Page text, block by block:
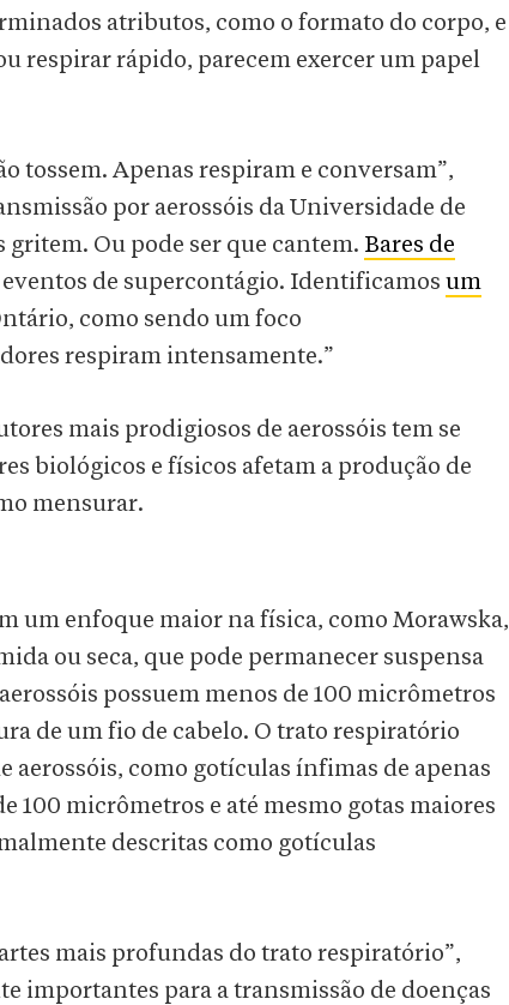
atributos, como o formato do corpo, e
respirar rápido, parecem exercer um papel
tossem. Apenas respiram e conversam”,
por aerossóis da Universidade de
Ou pode ser que cantem. Bares de
de supercontágio. Identificamos um
como sendo um foco
respiram intensamente.”
mais prodigiosos de aerossóis tem se
biológicos e físicos afetam a produção de
mensurar.
um enfoque maior na física, como Morawska,
ou seca, que pode permanecer suspensa
possuem menos de 100 micrômetros
de um fio de cabelo. O trato respiratório
como gotículas ínfimas de apenas
100 micrômetros e até mesmo gotas maiores
descritas como gotículas
mais profundas do trato respiratório”,
importantes para a transmissão de doenças